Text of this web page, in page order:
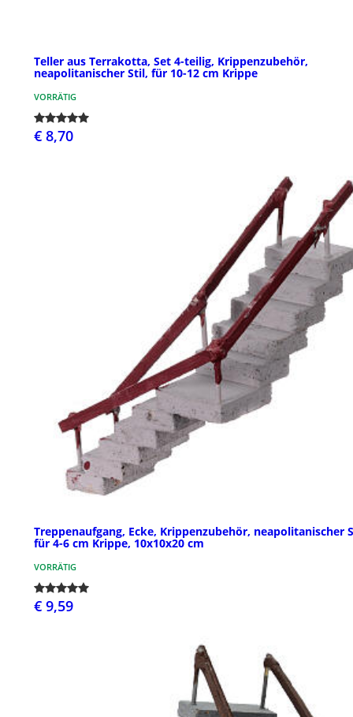
Teller aus Terrakotta, Set 4-teilig, Krippenzubehör,
neapolitanischer Stil, für 10-12 cm Krippe
VORRÄTIG
€ 8,70
Treppenaufgang, Ecke, Krippenzubehör, neapolitanischer
für 4-6 cm Krippe, 10x10x20 cm
VORRÄTIG
€ 9,59